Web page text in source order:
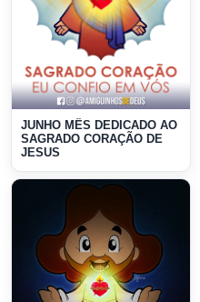
JUNHO MÊS DEDICADO AO
SAGRADO CORAÇÃO DE
JESUS